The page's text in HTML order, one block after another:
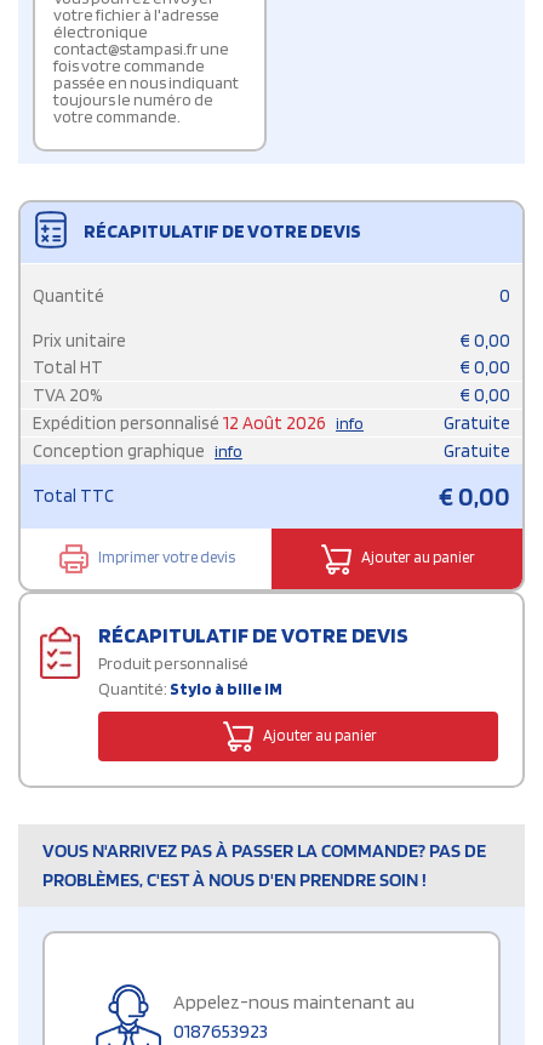
votre fichier à l'adresse
électronique
contact@stampasi.fr une
fois votre commande
passée en nous indiquant
toujours le numéro de
votre commande.
RÉCAPITULATIF DE VOTRE DEVIS
Quantité 0
Prix unitaire € 0,00
Total HT
€ 0,00
TVA 20% € 0,00
Expédition personnalisé 12 Août 2026 info
Gratuite
Conception graphique info Gratuite
Total TTC €0,00
Imprimer votre devis Ajouter au panier
RÉCAPITULATIF DE VOTRE DEVIS
Produit personnalisé
Quantité: Stylo à bille IM
Ajouter au panier
VOUS N'ARRIVEZ PAS À PASSER LA COMMANDE? PAS DE
PROBLÈMES, C'EST À NOUS D'EN PRENDRE SOIN !
Appelez-nous maintenant au
0187653923